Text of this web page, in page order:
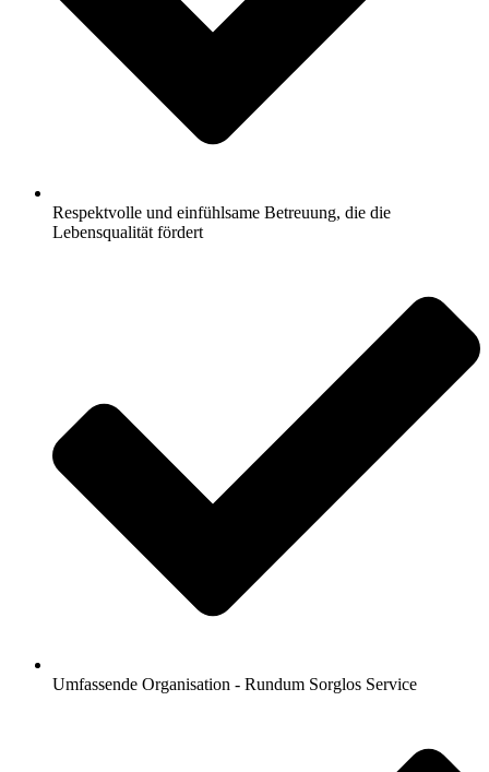
Respektvolle und einfühlsame Betreuung, die die
Lebensqualität fördert
Umfassende Organisation - Rundum Sorglos Service